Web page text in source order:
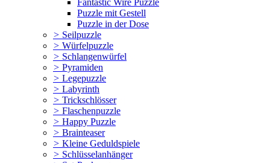
Fantastic Wire Puzzle
Puzzle mit Gestell
Puzzle in der Dose
> Seilpuzzle
> Würfelpuzzle
> Schlangenwürfel
> Pyramiden
> Legepuzzle
> Labyrinth
> Trickschlösser
> Flaschenpuzzle
> Happy Puzzle
> Brainteaser
> Kleine Geduldspiele
> Schlüsselanhänger